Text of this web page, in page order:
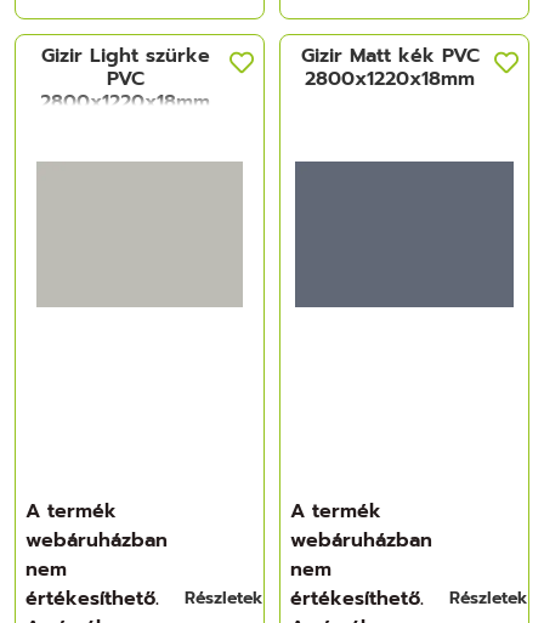
Gizir Light szürke
PVC
2800x1220x18mm
A termék
webáruházban
nem
értékesíthető.
Részletek
Gizir Matt kék PVC
2800x1220x18mm
A termék
webáruházban
nem
értékesíthető.
Részletek